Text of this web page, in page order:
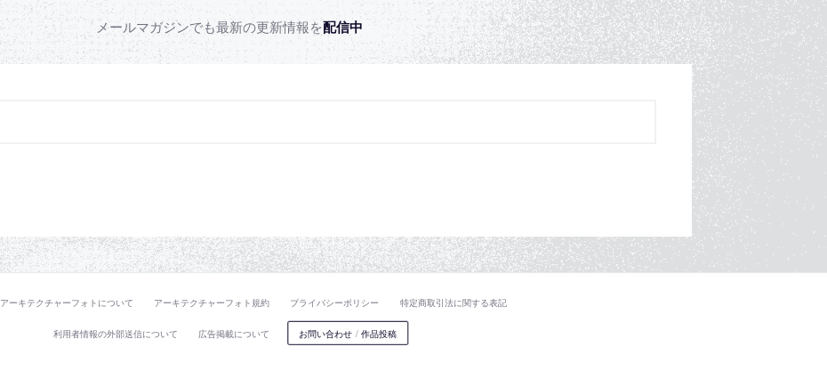
メールマガジンでも最新の更新情報を配信中
アーキテクチャーフォトについて アーキテクチャーフォト規約 プライバシーポリシー 特定商取引法に関する表記
利用者情報の外部送信について 広告掲載について お問い合わせ / 作品投稿